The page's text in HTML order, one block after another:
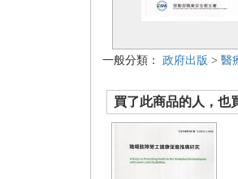
一般分類： 政府出版 > 醫
買了此商品的人，也